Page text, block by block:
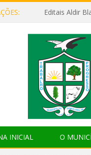
Editais Aldir
INICIAL O